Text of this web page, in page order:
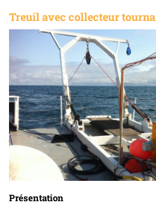
Treuil avec collecteur
Présentation